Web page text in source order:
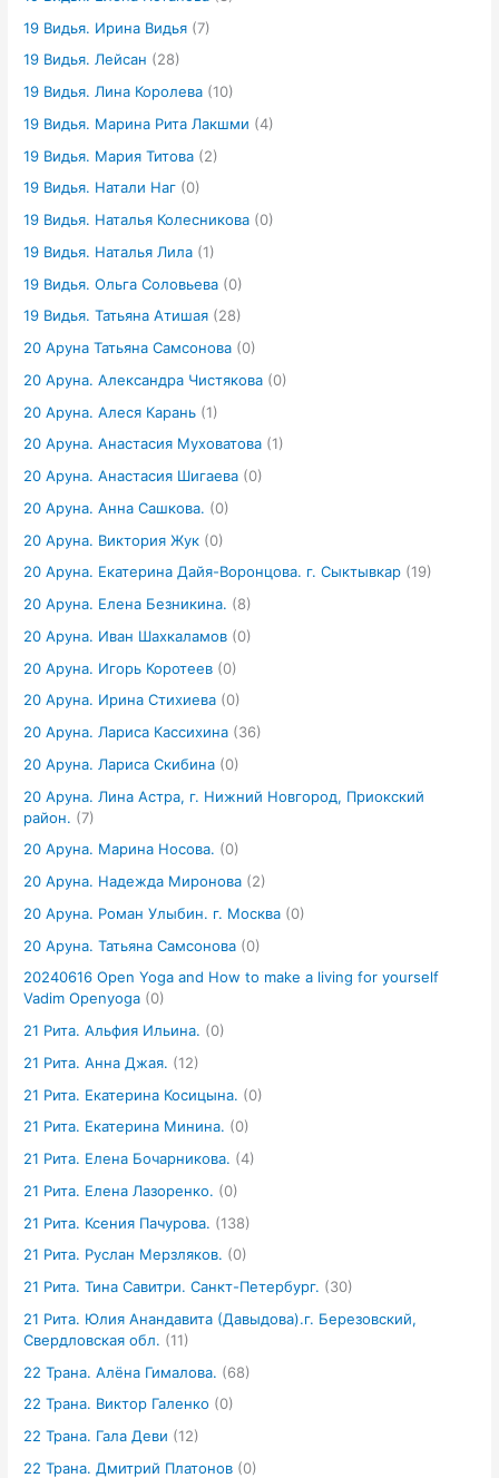
19 Видья. Ирина Видья (7)
19 Видья. Лейсан (28)
19 Видья. Лина Королева (10)
19 Видья. Марина Рита Лакшми (4)
19 Видья. Мария Титова (2)
19 Видья. Натали Наг (0)
19 Видья. Наталья Колесникова (0)
19 Видья. Наталья Лила (1)
19 Видья. Ольга Соловьева (0)
19 Видья. Татьяна Атишая (28)
20 Аруна Татьяна Самсонова (0)
20 Аруна. Александра Чистякова (0)
20 Аруна. Алеся Карань (1)
20 Аруна. Анастасия Муховатова (1)
20 Аруна. Анастасия Шигаева (0)
20 Аруна. Анна Сашкова. (0)
20 Аруна. Виктория Жук (0)
20 Аруна. Екатерина Дайя-Воронцова. г. Сыктывкар (19)
20 Аруна. Елена Безникина. (8)
20 Аруна. Иван Шахкаламов (0)
20 Аруна. Игорь Коротеев (0)
20 Аруна. Ирина Стихиева (0)
20 Аруна. Лариса Кассихина (36)
20 Аруна. Лариса Скибина (0)
20 Аруна. Лина Астра, г. Нижний Новгород, Приокский
район. (7)
20 Аруна. Марина Носова. (0)
20 Аруна. Надежда Миронова (2)
20 Аруна. Роман Улыбин. г. Москва (0)
20 Аруна. Татьяна Самсонова (0)
20240616 Open Yoga and How to make a living for yourself
Vadim Openyoga (0)
21 Рита. Альфия Ильина. (0)
21 Рита. Анна Джая. (12)
21 Рита. Екатерина Косицына. (0)
21 Рита. Екатерина Минина. (0)
21 Рита. Елена Бочарникова. (4)
21 Рита. Елена Лазоренко. (0)
21 Рита. Ксения Пачурова. (138)
21 Рита. Руслан Мерзляков. (0)
21 Рита. Тина Савитри. Санкт-Петербург. (30)
21 Рита. Юлия Анандавита (Давыдова).г. Березовский,
Свердловская обл. (11)
22 Трана. Алёна Гималова. (68)
22 Трана. Виктор Галенко (0)
22 Трана. Гала Деви (12)
22 Трана. Дмитрий Платонов (0)